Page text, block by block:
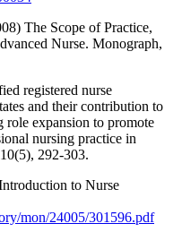
The Scope of Practice,
Nurse. Monograph,
registered nurse
and their contribution to
role expansion to promote
nursing practice in
292-303.
to Nurse
mon/24005/301596.pdf